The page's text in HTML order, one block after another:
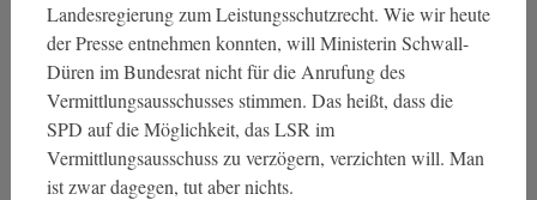
Landesregierung zum Leistungsschutzrecht. Wie wir heute
der Presse entnehmen konnten, will Ministerin Schwall-
Düren im Bundesrat nicht für die Anrufung des
Vermittlungsausschusses stimmen. Das heißt, dass die
SPD auf die Möglichkeit, das LSR im
Vermittlungsausschuss zu verzögern, verzichten will. Man
ist zwar dagegen, tut aber nichts.